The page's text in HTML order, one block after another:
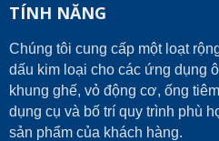
TÍNH NĂNG
Chúng tôi cung cấp một loạt
dấu kim loại cho các ứng dụng
khung ghế, vỏ động cơ, ống
dụng cụ và bố trí quy trình phù
sản phẩm của khách hàng.